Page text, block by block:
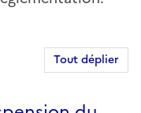
Tout déplier